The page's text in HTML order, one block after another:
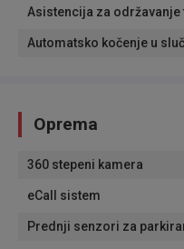
Asistencija za održavanje
Automatsko kočenje u
Oprema
360 stepeni kamera
eCall sistem
Prednji senzori za